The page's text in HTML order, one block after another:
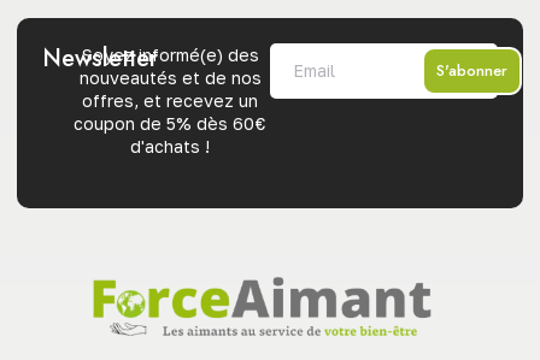
Newsletter
Soyez informé(e) des
nouveautés et de nos
offres, et recevez un
coupon de 5% dès 60€
d'achats !
S'abonner